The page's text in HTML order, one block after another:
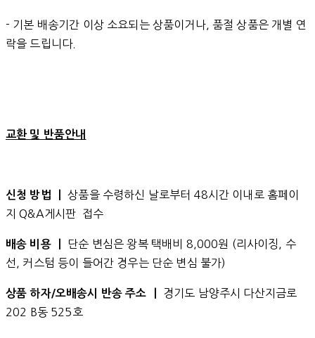
- 기본 배송기간 이상 소요되는 상품이거나, 품절 상품은 개별 연
락을 드립니다.
교환 및 반품안내
신청 방법 ㅣ상품을 수령하신 날로부터 48시간 이내로 홈페이
지 Q&A게시판 접수
배송 비용 ㅣ
단순 변심은 왕복 택배비 8,000원 (리사이징, 수
선, 커스텀 등이 들어간 경우는 단순 변심 불가)
상품 하자/오배송시 반송 주소 ㅣ 경기도 남양주시 다산지금로
202 B동 525호